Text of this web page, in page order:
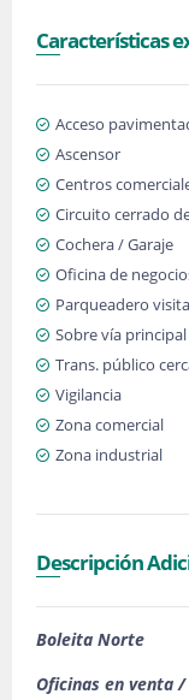
Características
Acceso
Ascensor
Centros
Circuito cerrado
Cochera / Garaje
Oficina de
Parqueadero
Sobre vía principal
Trans. público
Vigilancia
Zona comercial
Zona industrial
Descripción
Boleita Norte
Oficinas en venta /